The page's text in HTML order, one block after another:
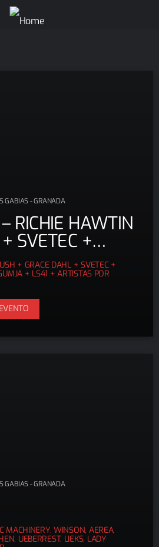
GABIAS - GRANADA
RICHIE HAWTIN
SVETEC +
POR
+ GRACE DAHL + SVETEC +
+ LS41 + ARTISTAS POR
GABIAS - GRANADA
MACHINERY, WINSON, AEREA,
UEBERREST, LIEKS, LADY